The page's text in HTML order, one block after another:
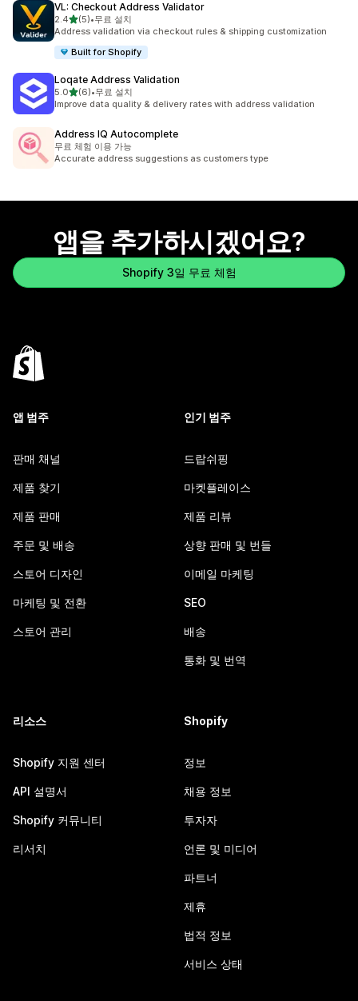
VL: Checkout Address Validator
2.4별 5개 중
(5)
총 리뷰 5개
•무료 설치
Address validation via checkout rules & shipping customization
Built for Shopify
Loqate Address Validation
5.0별 5개 중
(6)
총 리뷰 6개
•무료 설치
Improve data quality & delivery rates with address validation
Address IQ Autocomplete
무료 체험 이용 가능
Accurate address suggestions as customers type
앱을 추가하시겠어요?
Shopify 3일 무료 체험
앱 범주
판매 채널
제품 찾기
제품 판매
주문 및 배송
스토어 디자인
마케팅 및 전환
스토어 관리
인기 범주
드랍쉬핑
마켓플레이스
제품 리뷰
상향 판매 및 번들
이메일 마케팅
SEO
배송
통화 및 번역
리소스
Shopify 지원 센터
API 설명서
Shopify 커뮤니티
리서치
Shopify
정보
채용 정보
투자자
언론 및 미디어
파트너
제휴
법적 정보
서비스 상태